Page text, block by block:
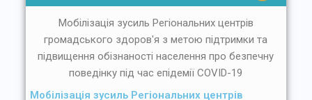
Мобілізація зусиль Регіональних центрів
громадського здоров'я з метою підтримки та
підвищення обізнаності населення про безпечну
поведінку під час епідемії COVID-19
Мобілізація зусиль Регіональних центрів